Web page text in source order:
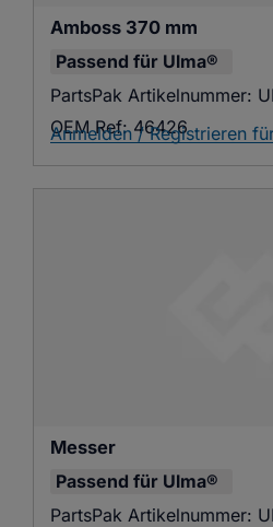
Amboss 370 mm
Passend für Ulma®
PartsPak Artikelnummer:
OEM Ref: 46426
Anmelden / Registrieren
Messer
Passend für Ulma®
PartsPak Artikelnummer: